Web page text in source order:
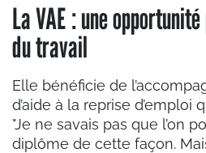
La VAE : une
du travail
Elle bénéficie de
d’aide à la reprise d’emploi
"Je ne savais pas que l’on
diplôme de cette façon.